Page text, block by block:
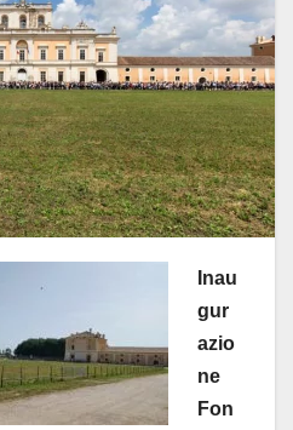
Inau
gur
azio
ne
Fon